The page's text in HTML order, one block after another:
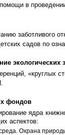
в
заботливого
садов по
экологических
«круглых
фондов
ядра
аспектов:
Охрана